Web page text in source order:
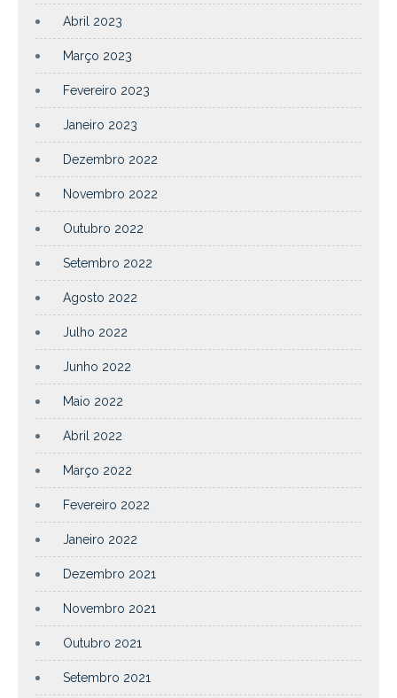
Abril 2023
Março 2023
Fevereiro 2023
Janeiro 2023
Dezembro 2022
Novembro 2022
Outubro 2022
Setembro 2022
Agosto 2022
Julho 2022
Junho 2022
Maio 2022
Abril 2022
Março 2022
Fevereiro 2022
Janeiro 2022
Dezembro 2021
Novembro 2021
Outubro 2021
Setembro 2021